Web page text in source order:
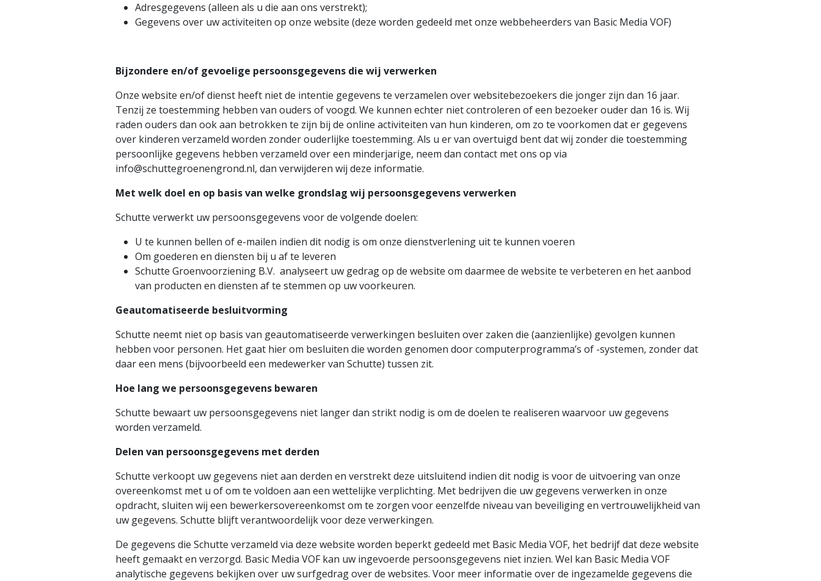
Adresgegevens (alleen als u die aan ons verstrekt);
Gegevens over uw activiteiten op onze website (deze worden gedeeld met onze webbeheerders van Basic Media VOF)
Bijzondere en/of gevoelige persoonsgegevens die wij verwerken
Onze website en/of dienst heeft niet de intentie gegevens te verzamelen over websitebezoekers die jonger zijn dan 16 jaar.
Tenzij ze toestemming hebben van ouders of voogd. We kunnen echter niet controleren of een bezoeker ouder dan 16 is. Wij
raden ouders dan ook aan betrokken te zijn bij de online activiteiten van hun kinderen, om zo te voorkomen dat er gegevens
over kinderen verzameld worden zonder ouderlijke toestemming. Als u er van overtuigd bent dat wij zonder die toestemming
persoonlijke gegevens hebben verzameld over een minderjarige, neem dan contact met ons op via
info@schuttegroenengrond.nl, dan verwijderen wij deze informatie.
Met welk doel en op basis van welke grondslag wij persoonsgegevens verwerken
Schutte verwerkt uw persoonsgegevens voor de volgende doelen:
U te kunnen bellen of e-mailen indien dit nodig is om onze dienstverlening uit te kunnen voeren
Om goederen en diensten bij u af te leveren
Schutte Groenvoorziening B.V. analyseert uw gedrag op de website om daarmee de website te verbeteren en het aanbod
van producten en diensten af te stemmen op uw voorkeuren.
Geautomatiseerde besluitvorming
Schutte neemt niet op basis van geautomatiseerde verwerkingen besluiten over zaken die (aanzienlijke) gevolgen kunnen
hebben voor personen. Het gaat hier om besluiten die worden genomen door computerprogramma’s of -systemen, zonder dat
daar een mens (bijvoorbeeld een medewerker van Schutte) tussen zit.
Hoe lang we persoonsgegevens bewaren
Schutte bewaart uw persoonsgegevens niet langer dan strikt nodig is om de doelen te realiseren waarvoor uw gegevens
worden verzameld.
Delen van persoonsgegevens met derden
Schutte verkoopt uw gegevens niet aan derden en verstrekt deze uitsluitend indien dit nodig is voor de uitvoering van onze
overeenkomst met u of om te voldoen aan een wettelijke verplichting. Met bedrijven die uw gegevens verwerken in onze
opdracht, sluiten wij een bewerkersovereenkomst om te zorgen voor eenzelfde niveau van beveiliging en vertrouwelijkheid van
uw gegevens. Schutte blijft verantwoordelijk voor deze verwerkingen.
De gegevens die Schutte verzameld via deze website worden beperkt gedeeld met Basic Media VOF, het bedrijf dat deze website
heeft gemaakt en verzorgd. Basic Media VOF kan uw ingevoerde persoonsgegevens niet inzien. Wel kan Basic Media VOF
analytische gegevens bekijken over uw surfgedrag over de websites. Voor meer informatie over de ingezamelde gegevens die